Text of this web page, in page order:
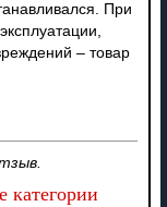
При
– товар
категории